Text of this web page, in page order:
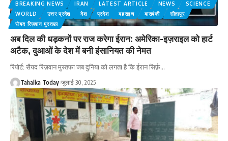
BREAKING NEWS IRAN LATEST ARTICLE NEWS
SCIENCE
WORLD
उत्तर प्रदेश देश प्रदेश बहराइच बाराबंकी
सीतापुर
सैयद रिज़वान मुस्तफ़ा
अब दिल की धड़कनों पर राज करेगा ईरान: अमेरिका-इज़राइल को हार्ट
अटैक, दुआओं के देश में बनी इंसानियत की नेमत
रिपोर्ट: सैयद रिज़वान मुस्तफा जब दुनिया को लगता है कि ईरान सिर्फ़…
Tahalka Today जुलाई 30, 2025